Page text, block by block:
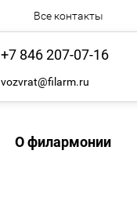
Все контакты
+7 846 207-07-16
vozvrat@filarm.ru
О филармонии